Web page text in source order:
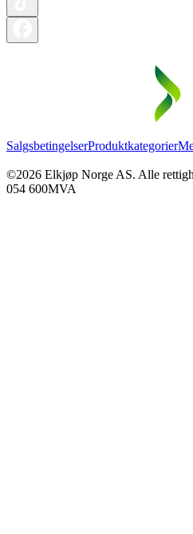
SalgsbetingelserProduktkategorier
©2026 Elkjøp Norge AS. Alle
054 600MVA